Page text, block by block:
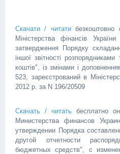
Скачати / читатибезкоштовно
Міністерства фінансів
затвердження Порядку
іншої звітності
коштів", із змінами і
523, зареєстрований в
2012 р. за N 196/20509
Скачать / читать бесплатно
Министерства финансов
утверждении Порядка
другой отчетности
бюджетных средств", с